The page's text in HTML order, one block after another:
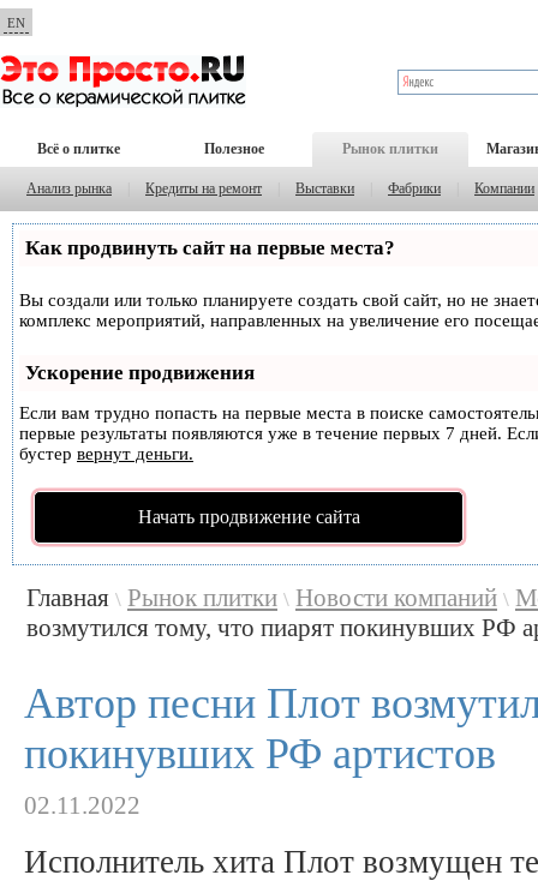
EN
Всё о плитке Полезное Рынок плитки
Анализ рынка Кредиты на ремонт Выставки Фабрики Компании
Как продвинуть сайт на первые места?
Вы создали или только планируете создать свой сайт, но не
комплекс мероприятий, направленных на увеличение его
Ускорение продвижения
Если вам трудно попасть на первые места в поиске
первые результаты появляются уже в течение первых 7 дней.
бустер вернут деньги.
Начать продвижение сайта
Главная \ Рынок плитки \ Новости компаний \
возмутился тому, что пиарят покинувших РФ
Автор песни Плот
покинувших РФ артистов
02.11.2022
Исполнитель хита Плот возмущен